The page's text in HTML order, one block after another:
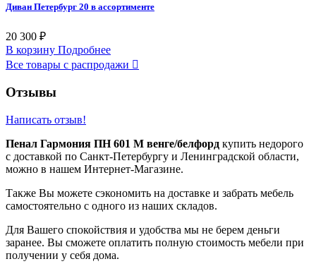
Диван Петербург 20 в ассортименте
20 300 ₽
В корзину Подробнее
Все товары с распродажи 
Отзывы
Написать отзыв!
Пенал Гармония ПН 601 М венге/белфорд купить недорого
с доставкой по Санкт-Петербургу и Ленинградской области,
можно в нашем Интернет-Магазине.
Также Вы можете сэкономить на доставке и забрать мебель
самостоятельно с одного из наших складов.
Для Вашего спокойствия и удобства мы не берем деньги
заранее. Вы сможете оплатить полную стоимость мебели при
получении у себя дома.